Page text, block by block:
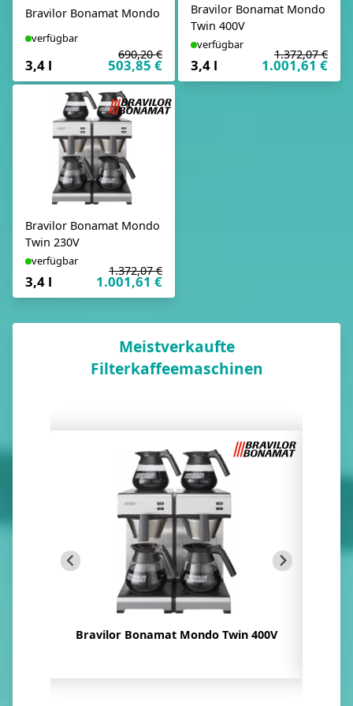
Bravilor Bonamat Mondo
verfügbar
3,4 l
690,20 €
503,85 €
Bravilor Bonamat Mondo
Twin 400V
verfügbar
3,4 l
1.372,07 €
1.001,61 €
Bravilor Bonamat Mondo
Twin 230V
verfügbar
3,4 l
1.372,07 €
1.001,61 €
Meistverkaufte
Filterkaffeemaschinen
Bravilor Bonamat Mondo Twin 400V